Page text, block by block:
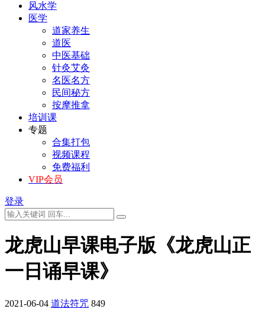
风水学
医学
道家养生
道医
中医基础
针灸艾灸
名医名方
民间秘方
按摩推拿
培训课
专题
合集打包
视频课程
免费福利
VIP会员
登录
龙虎山早课电子版《龙虎山正
一日诵早课》
2021-06-04 道法符咒 849